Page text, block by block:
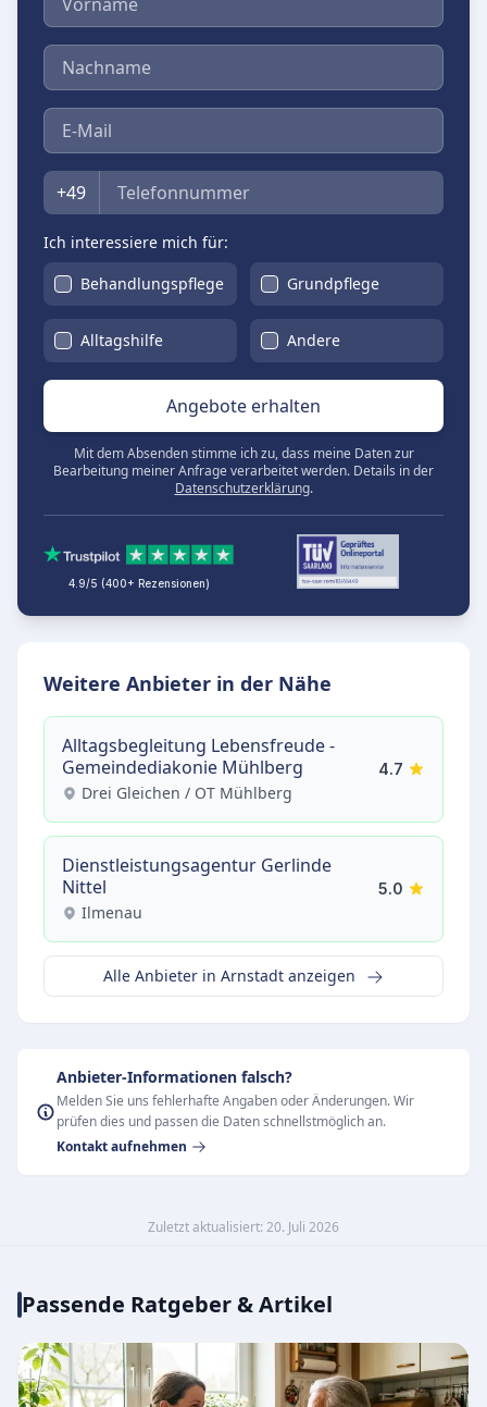
Nachname
E-Mail
Telefon
+49
Ich interessiere mich für:
Behandlungspflege
Grundpflege
Alltagshilfe Andere
Angebote erhalten
Mit dem Absenden stimme ich zu, dass meine Daten zur
Bearbeitung meiner Anfrage verarbeitet werden. Details in der
Datenschutzerklärung.
4.9/5 (400+ Rezensionen)
Weitere Anbieter in der Nähe
Alltagsbegleitung Lebensfreude -
Gemeindediakonie Mühlberg
Drei Gleichen / OT Mühlberg
4.7
Dienstleistungsagentur Gerlinde
Nittel
Ilmenau
5.0
Alle Anbieter in Arnstadt anzeigen
Anbieter-Informationen falsch?
Melden Sie uns fehlerhafte Angaben oder Änderungen. Wir
prüfen dies und passen die Daten schnellstmöglich an.
Kontakt aufnehmen
Zuletzt aktualisiert: 20. Juli 2026
Passende Ratgeber & Artikel